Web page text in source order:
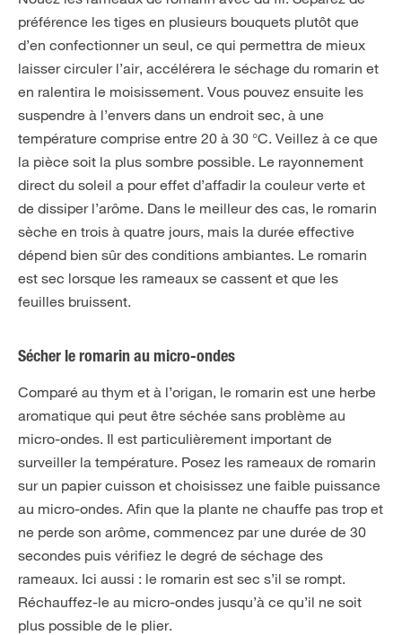
préférence les tiges en plusieurs bouquets plutôt que
d’en confectionner un seul, ce qui permettra de mieux
laisser circuler l’air, accélérera le séchage du romarin et
en ralentira le moisissement. Vous pouvez ensuite les
suspendre à l’envers dans un endroit sec, à une
température comprise entre 20 à 30 °C. Veillez à ce que
la pièce soit la plus sombre possible. Le rayonnement
direct du soleil a pour effet d’affadir la couleur verte et
de dissiper l’arôme. Dans le meilleur des cas, le romarin
sèche en trois à quatre jours, mais la durée effective
dépend bien sûr des conditions ambiantes. Le romarin
est sec lorsque les rameaux se cassent et que les
feuilles bruissent.
Sécher le romarin au micro-ondes
Comparé au thym et à l’origan, le romarin est une herbe
aromatique qui peut être séchée sans problème au
micro-ondes. Il est particulièrement important de
surveiller la température. Posez les rameaux de romarin
sur un papier cuisson et choisissez une faible puissance
au micro-ondes. Afin que la plante ne chauffe pas trop et
ne perde son arôme, commencez par une durée de 30
secondes puis vérifiez le degré de séchage des
rameaux. Ici aussi : le romarin est sec s’il se rompt.
Réchauffez-le au micro-ondes jusqu’à ce qu’il ne soit
plus possible de le plier.